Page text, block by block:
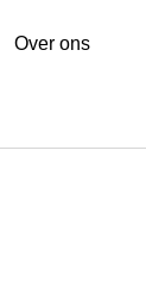
Over ons